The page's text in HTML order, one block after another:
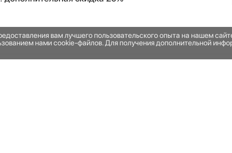
вам лучшего пользовательского опыта на нашем
нами cookie-файлов. Для получения дополнительной